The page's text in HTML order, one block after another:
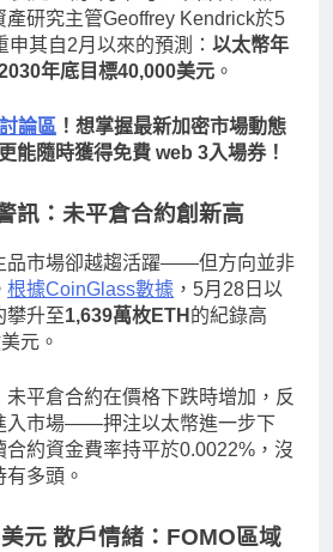
產研究主管Geoffrey Kendrick於5
其自2月以來的預測： 以太幣年
年底目標40,000美元 。
論區 ！想掌握最新加密市場動態
能隨時獲得免費 web 3入場券！
訊：未平倉合約創新高
品市場卻越趨活躍——但方向並非
根據CoinGlass數據 ，5月28日以
攀升至1,639萬枚ETH 的紀錄高
元。
未平倉合約在價格下跌時增加，反
入市場——押注以太幣進一步下
合約資金費率持平於0.0022%，沒
多頭。
元 散戶情緒：FOMO區域